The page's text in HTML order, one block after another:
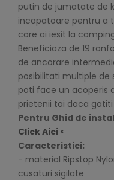
putin de jumatate de
incapatoare pentru a
care ai iesit la
Beneficiaza de 19
de ancorare
posibilitati multiple de
poti face un acoperis
prietenii tai daca
Pentru Ghid de
Click Aici <
Caracteristici:
- material Ripstop
cusaturi sigilate